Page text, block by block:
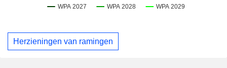
Herzieningen van ramingen